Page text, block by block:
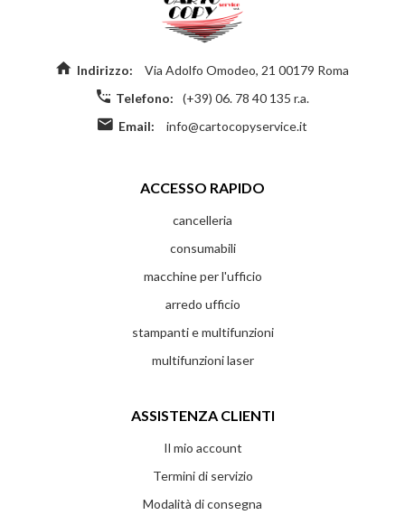
Indirizzo:
Via Adolfo Omodeo, 21 00179 Roma
Telefono:
(+39) 06. 78 40 135 r.a.
Email:
info@cartocopyservice.it
ACCESSO RAPIDO
cancelleria
consumabili
macchine per l'ufficio
arredo ufficio
stampanti e multifunzioni
multifunzioni laser
ASSISTENZA CLIENTI
Il mio account
Termini di servizio
Modalità di consegna